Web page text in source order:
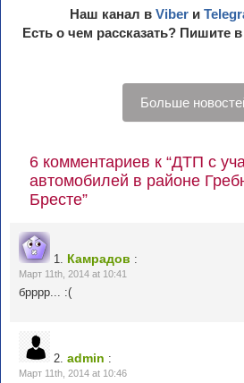
Наш канал в Viber и
Есть о чем рассказать? Пишите
Больше
6 комментариев к “ДТП с
автомобилей в районе
Бресте”
1. Камрадов :
Март 11th, 2014 at 10:41
брррр... :(
2. admin :
Март 11th, 2014 at 10:46